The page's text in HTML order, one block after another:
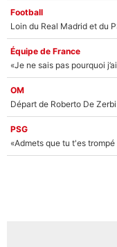
Football
Équipe de France
OM
PSG